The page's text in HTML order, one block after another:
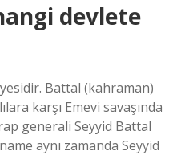
devlete
Battal (kahraman)
karşı Emevi savaşında
generali Seyyid Battal
aynı zamanda Seyyid